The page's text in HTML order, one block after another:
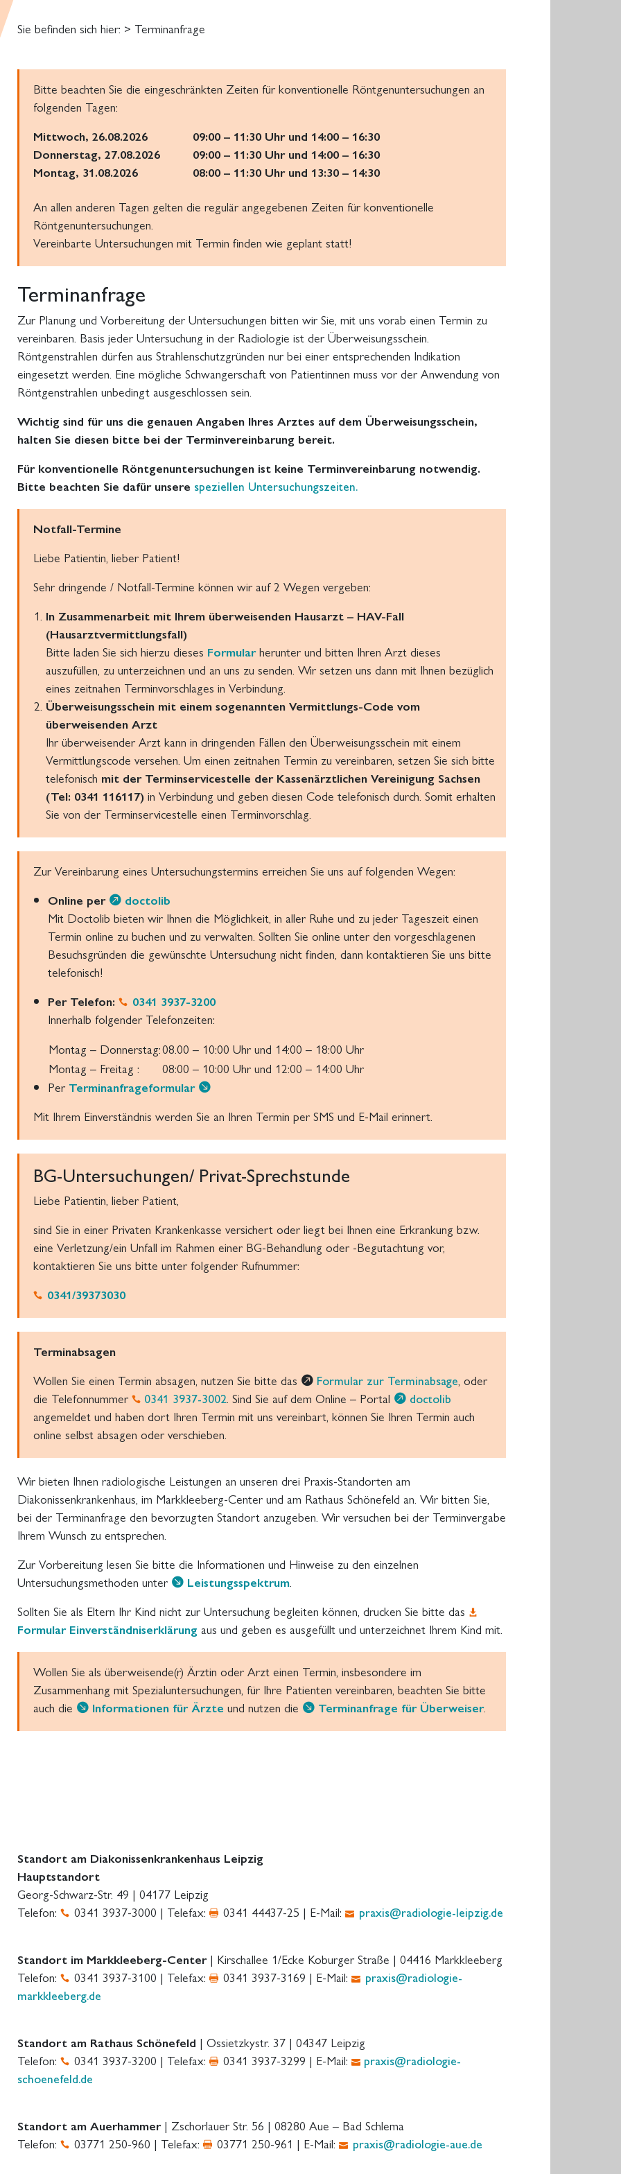
Sie befinden sich hier: > Terminanfrage
Bitte beachten Sie die eingeschränkten Zeiten für konventionelle Röntgenuntersuchungen an
folgenden Tagen:
Mittwoch, 26.08.2026
09:00 – 11:30 Uhr und 14:00 – 16:30
Donnerstag, 27.08.2026
09:00 – 11:30 Uhr und 14:00 – 16:30
Montag, 31.08.2026
08:00 – 11:30 Uhr und 13:30 – 14:30
An allen anderen Tagen gelten die regulär angegebenen Zeiten für konventionelle
Röntgenuntersuchungen.
Vereinbarte Untersuchungen mit Termin finden wie geplant statt!
Terminanfrage
Zur Planung und Vorbereitung der Untersuchungen bitten wir Sie, mit uns vorab einen Termin zu
vereinbaren. Basis jeder Untersuchung in der Radiologie ist der Überweisungsschein.
Röntgenstrahlen dürfen aus Strahlenschutzgründen nur bei einer entsprechenden Indikation
eingesetzt werden. Eine mögliche Schwangerschaft von Patientinnen muss vor der Anwendung von
Röntgenstrahlen unbedingt ausgeschlossen sein.
Wichtig sind für uns die genauen Angaben Ihres Arztes auf dem Überweisungsschein,
halten Sie diesen bitte bei der Terminvereinbarung bereit.
Für konventionelle Röntgenuntersuchungen ist keine Terminvereinbarung notwendig.
Bitte beachten Sie dafür unsere speziellen Untersuchungszeiten.
Notfall-Termine
Liebe Patientin, lieber Patient!
Sehr dringende / Notfall-Termine können wir auf 2 Wegen vergeben:
In Zusammenarbeit mit Ihrem überweisenden Hausarzt – HAV-Fall
(Hausarztvermittlungsfall)
Bitte laden Sie sich hierzu dieses Formularherunter und bitten Ihren Arzt dieses
auszufüllen, zu unterzeichnen und an uns zu senden. Wir setzen uns dann mit Ihnen bezüglich
eines zeitnahen Terminvorschlages in Verbindung.
Überweisungsschein mit einem sogenannten Vermittlungs-Code vom
überweisenden Arzt
Ihr überweisender Arzt kann in dringenden Fällen den Überweisungsschein mit einem
Vermittlungscode versehen. Um einen zeitnahen Termin zu vereinbaren, setzen Sie sich bitte
telefonisch mit der Terminservicestelle der Kassenärztlichen Vereinigung Sachsen
(Tel: 0341 116117)in Verbindung und geben diesen Code telefonisch durch. Somit erhalten
Sie von der Terminservicestelle einen Terminvorschlag.
Zur Vereinbarung eines Untersuchungstermins erreichen Sie uns auf folgenden Wegen:
Online per
doctolib
Mit Doctolib bieten wir Ihnen die Möglichkeit, in aller Ruhe und zu jeder Tageszeit einen
Termin online zu buchen und zu verwalten. Sollten Sie online unter den vorgeschlagenen
Besuchsgründen die gewünschte Untersuchung nicht finden, dann kontaktieren Sie uns bitte
telefonisch!
Per Telefon:
0341 3937-3200
Innerhalb folgender Telefonzeiten:
Montag – Donnerstag:08.00 – 10:00 Uhr und 14:00 – 18:00 Uhr
Montag – Freitag :
08:00 – 10:00 Uhr und 12:00 – 14:00 Uhr
Per Terminanfrageformular
Mit Ihrem Einverständnis werden Sie an Ihren Termin per SMS und E-Mail erinnert.
BG-Untersuchungen/ Privat-Sprechstunde
Liebe Patientin, lieber Patient,
sind Sie in einer Privaten Krankenkasse versichert oder liegt bei Ihnen eine Erkrankung bzw.
eine Verletzung/ein Unfall im Rahmen einer BG-Behandlung oder -Begutachtung vor,
kontaktieren Sie uns bitte unter folgender Rufnummer:
0341/39373030
Terminabsagen
Wollen Sie einen Termin absagen, nutzen Sie bitte das
Formular zur Terminabsage, oder
die Telefonnummer
0341 3937-3002. Sind Sie auf dem Online – Portal
doctolib
angemeldet und haben dort Ihren Termin mit uns vereinbart, können Sie Ihren Termin auch
online selbst absagen oder verschieben.
Wir bieten Ihnen radiologische Leistungen an unseren drei Praxis-Standorten am
Diakonissenkrankenhaus, im Markkleeberg-Center und am Rathaus Schönefeld an. Wir bitten Sie,
bei der Terminanfrage den bevorzugten Standort anzugeben. Wir versuchen bei der Terminvergabe
Ihrem Wunsch zu entsprechen.
Zur Vorbereitung lesen Sie bitte die Informationen und Hinweise zu den einzelnen
Untersuchungsmethoden unter
Leistungsspektrum.
Sollten Sie als Eltern Ihr Kind nicht zur Untersuchung begleiten können, drucken Sie bitte das
Formular Einverständniserklärung aus und geben es ausgefüllt und unterzeichnet Ihrem Kind mit.
Wollen Sie als überweisende(r) Ärztin oder Arzt einen Termin, insbesondere im
Zusammenhang mit Spezialuntersuchungen, für Ihre Patienten vereinbaren, beachten Sie bitte
auch die
Informationen für Ärzte und nutzen die Terminanfrage für Überweiser.
Standort am Diakonissenkrankenhaus Leipzig
Hauptstandort
Georg-Schwarz-Str. 49 | 04177 Leipzig
Telefon:
0341 3937-3000 | Telefax: 0341 44437-25 | E-Mail: praxis@radiologie-leipzig.de
Standort im Markkleeberg-Center| Kirschallee 1/Ecke Koburger Straße | 04416 Markkleeberg
Telefon:
0341 3937-3100 | Telefax: 0341 3937-3169 | E-Mail:
praxis@radiologie-
markkleeberg.de
Standort am Rathaus Schönefeld | Ossietzkystr. 37 | 04347 Leipzig
Telefon:
0341 3937-3200 | Telefax: 0341 3937-3299 | E-Mail:
praxis@radiologie-
schoenefeld.de
Standort am Auerhammer| Zschorlauer Str. 56 | 08280 Aue – Bad Schlema
Telefon:
03771 250-960 | Telefax: 03771 250-961 | E-Mail: praxis@radiologie-aue.de